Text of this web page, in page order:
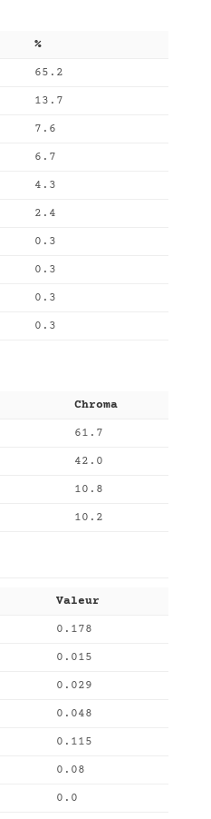
%
65.2
13.7
7.6
6.7
4.3
2.4
0.3
0.3
0.3
0.3
Chroma
61.7
42.0
10.8
10.2
Valeur
0.178
0.015
0.029
0.048
0.115
0.08
0.0